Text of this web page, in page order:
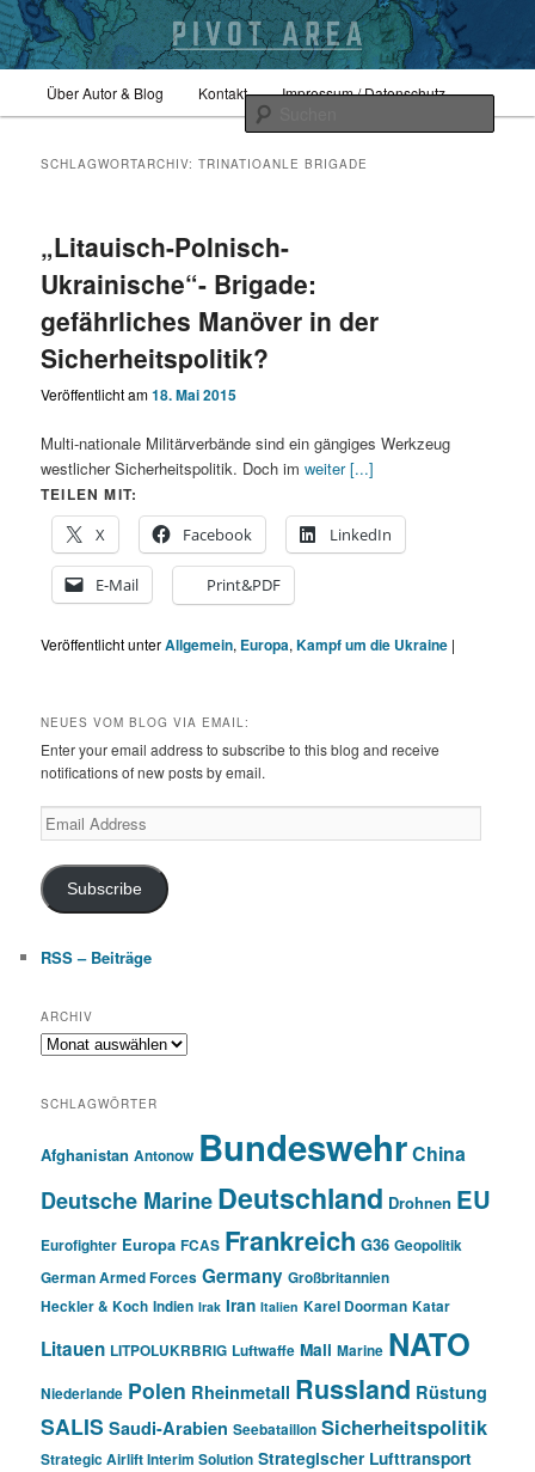
primären
springen
sekundären
springenpivotarea
HauptmenüÜber Autor & Blog Kontakt Impressum / Datenschutz
SCHLAGWORTARCHIV:TRINATIOANLE BRIGADE
„Litauisch-Polnisch-
Ukrainische“- Brigade:
gefährliches Manöver in der
Sicherheitspolitik?
Veröffentlicht am18. Mai 2015
Multi-nationale Militärverbände sind ein gängiges Werkzeug
westlicher Sicherheitspolitik. Doch imweiter [...]
TEILEN MIT:
X
Facebook LinkedIn
E-Mail Print&PDF
Veröffentlicht unterAllgemein, Europa,Kampf um die Ukraine |
NEUES VOM BLOG VIA EMAIL:
Enter your email address to subscribe to this blog and receive
notifications of new posts by email.
Email
Address
Subscribe
RSS – Beiträge
ARCHIV
Archiv
SCHLAGWÖRTER
Afghanistan Antonow BundeswehrChina
Deutsche MarineDeutschland Drohnen EU
Eurofighter Europa FCAS Frankreich G36 Geopolitik
German Armed Forces Germany Großbritannien
Heckler & Koch Indien Irak Iran Italien Karel Doorman Katar
Litauen LITPOLUKRBRIG Luftwaffe Mali Marine NATO
Niederlande Polen Rheinmetall Russland Rüstung
SALIS Saudi-Arabien Seebataillon Sicherheitspolitik
Strategic Airlift Interim Solution Strategischer Lufttransport